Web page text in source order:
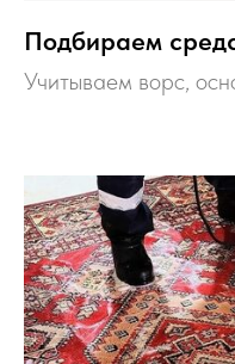
Подбираем
Учитываем ворс,